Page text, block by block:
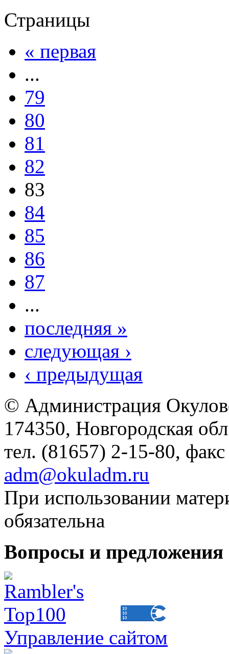
Страницы
« первая
...
79
80
81
82
83
84
85
86
87
...
последняя »
следующая ›
‹ предыдущая
© Администрация
174350, Новгородская
тел. (81657) 2-15-80,
adm@okuladm.ru
При использовании
обязательна
Вопросы и
Управление сайтом